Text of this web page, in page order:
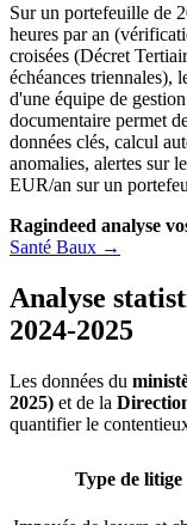
Sur un portefeuille de
heures par an
croisées (Décret
échéances triennales),
d'une équipe de
documentaire permet
données clés, calcul
anomalies, alertes sur
EUR/an sur un
Ragindeed analyse
Santé Baux →
Analyse
2024-2025
Les données du
2025) et de la
quantifier le
Type de litige